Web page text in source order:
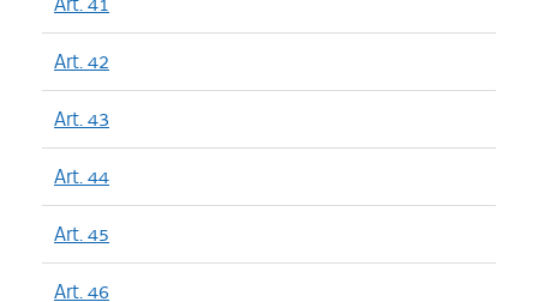
Art. 42
Art. 43
Art. 44
Art. 45
Art. 46